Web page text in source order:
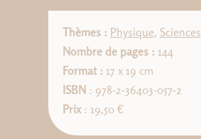
Thèmes : Physique, Sciences
Nombre de pages : 144
Format : 17 x 19 cm
ISBN : 978-2-36403-057-2
Prix: 19,50 €